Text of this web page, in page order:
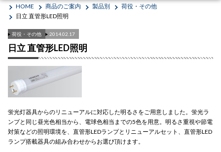
製品別
ベアリング（軸受）
エアシリンダー・電磁弁等（油空圧機器）
Vベルト・樹脂ベルト・ローラーチェーン等（伝動機器）
ボールねじ・リニア（ＬＭ）ガイド（直動機器）
電動シリンダ・メガトルクモーター等（メカトロ機器）
メーカー別
日本精工（ＮＳＫ）
SCHAEFFLER（INA / FAG）
オイレス工業
FYH
エンジニアリング
エンジニアリング
工事実績
会社概要
SDGs
会社概要
沿革
事業所案内
採用情報
新卒者採用
お問い合わせ
HOME 商品のご案内 製品別
荷役・その他
日立 直管形LED照明
荷役・その他 2014.02.17
日立 直管形LED照明
蛍光灯器具からのリニューアルに対応した明るさをご用意しました。蛍光ラ
ンプと同じ昼光色相当から、電球色相当までの5色を用意。明るさ重視や節電
対策などの照明環境を、直管形LEDランプとリニューアルセット、直管形LED
ランプ搭載器具の組み合わせからお選び頂けます。